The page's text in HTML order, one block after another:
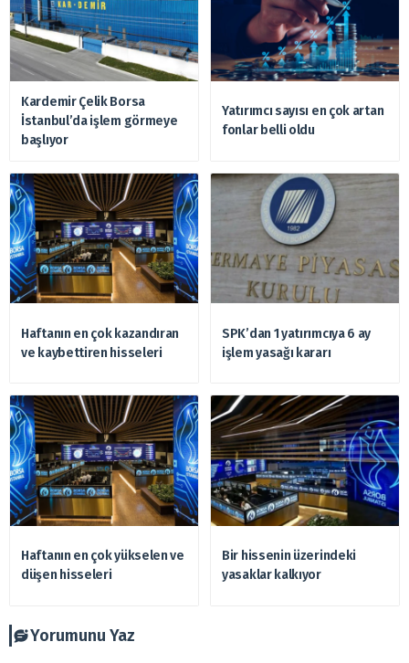
Kardemir Çelik Borsa
İstanbul’da işlem görmeye
başlıyor
Yatırımcı sayısı en çok artan
fonlar belli oldu
Haftanın en çok kazandıran
ve kaybettiren hisseleri
SPK’dan 1 yatırımcıya 6 ay
işlem yasağı kararı
Haftanın en çok yükselen ve
düşen hisseleri
Bir hissenin üzerindeki
yasaklar kalkıyor
Yorumunu Yaz